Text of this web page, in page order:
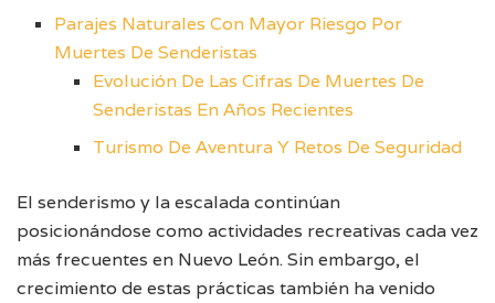
Parajes Naturales Con Mayor Riesgo Por
Muertes De Senderistas
Evolución De Las Cifras De Muertes De
Senderistas En Años Recientes
Turismo De Aventura Y Retos De Seguridad
El senderismo y la escalada continúan
posicionándose como actividades recreativas cada vez
más frecuentes en Nuevo León. Sin embargo, el
crecimiento de estas prácticas también ha venido